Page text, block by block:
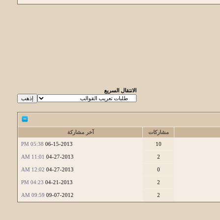
الانتقال السريع
مشاركات
آخر مشاركة
10
06-15-2013
05:38 PM
2
04-27-2013
11:01 AM
0
04-27-2013
12:02 AM
2
04-21-2013
04:23 PM
2
09-07-2012
09:59 AM